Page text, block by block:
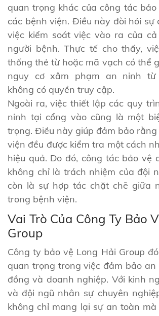
quan trọng khác của công tác
các bệnh viện. Điều này đòi hỏi sự
việc kiểm soát việc vào ra của
người bệnh. Thực tế cho thấy,
thống thẻ từ hoặc mã vạch có thể
nguy cơ xâm phạm an ninh từ
không có quyền truy cập.
Ngoài ra, việc thiết lập các quy
ninh tại cổng vào cũng là một
trọng. Điều này giúp đảm bảo
viện đều được kiểm tra một cách
hiệu quả. Do đó, công tác bảo vệ
không chỉ là trách nhiệm của đội
còn là sự hợp tác chặt chẽ giữa
trong bệnh viện.
Vai Trò Của Công Ty Bảo
Group
Công ty bảo vệ Long Hải Group
quan trọng trong việc đảm bảo an
đồng và doanh nghiệp. Với kinh
và đội ngũ nhân sự chuyên
không chỉ mang lại sự an toàn